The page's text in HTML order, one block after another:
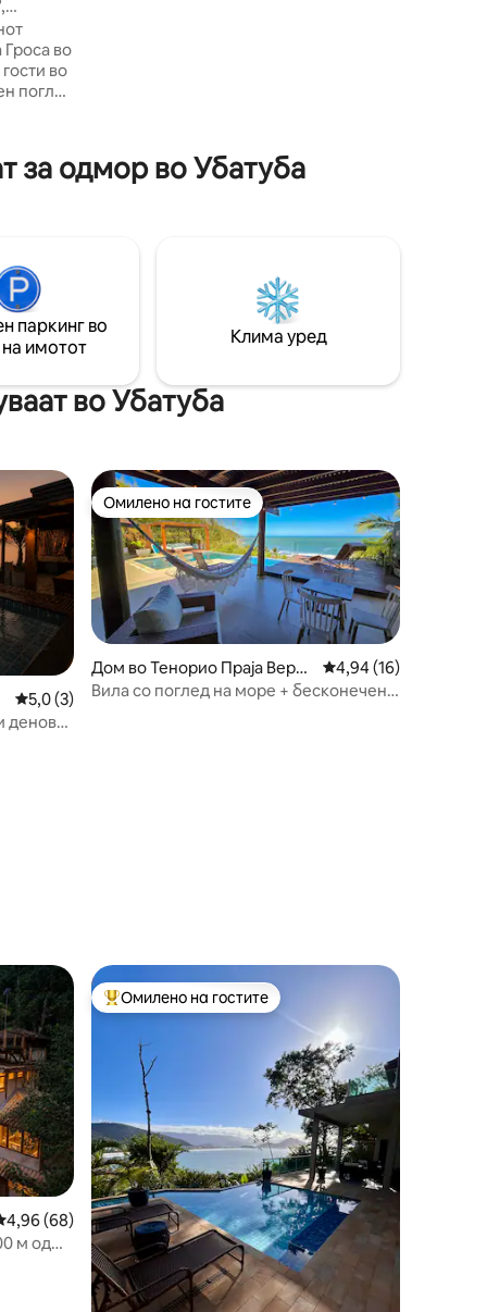
во
во
поглед
за
за одмор во Убатуба
паркинг во
имотот
Клима уред
во Убатуба
Просечна оцена: 5,0 од 5, 3 рецензии
5,0 (3)
денови
Омилено на гостите
Омилено на гостите
Дом во Тенорио Праја Верм
еха
Просечна оцена:
4,94 (16)
Вила со поглед на море + бесконечен
оцена: 4,96 од 5, 68 рецензии
4,96 (68)
м од
Меѓу најуспешните „Омилени на гостите“
Омилено на гостите